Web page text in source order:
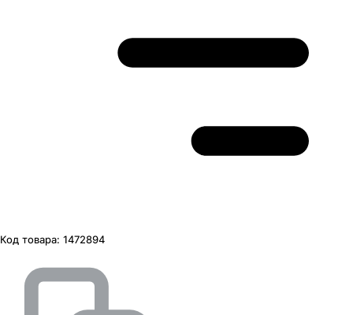
Код товара: 1472894